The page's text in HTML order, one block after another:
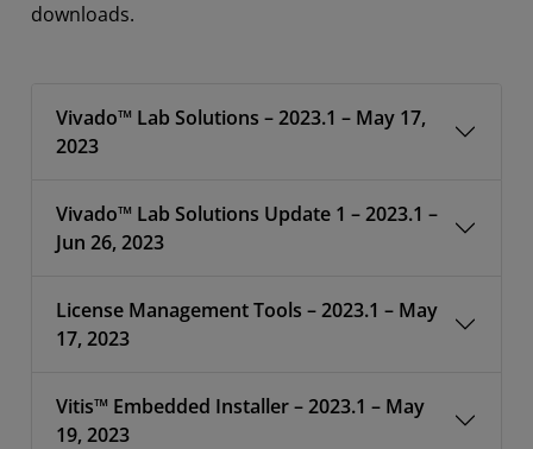
downloads.
Vivado™ Lab Solutions – 2023.1 – May 17,
2023
Vivado™ Lab Solutions Update 1 – 2023.1 –
Jun 26, 2023
License Management Tools – 2023.1 – May
17, 2023
Vitis™ Embedded Installer – 2023.1 – May
19, 2023